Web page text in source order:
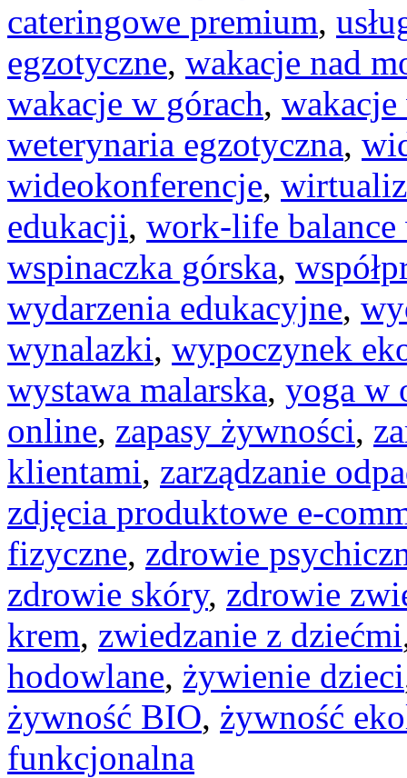
cateringowe premium,
egzotyczne, wakacje nad
wakacje w górach, wakacje
weterynaria egzotyczna,
wideokonferencje,
edukacji, work-life balance
wspinaczka górska,
wydarzenia edukacyjne,
wynalazki, wypoczynek
wystawa malarska, yoga w
online, zapasy żywności,
klientami, zarządzanie
zdjęcia produktowe e-
fizyczne, zdrowie
zdrowie skóry, zdrowie
krem, zwiedzanie z dziećmi
hodowlane, żywienie dzieci
żywność BIO, żywność
funkcjonalna